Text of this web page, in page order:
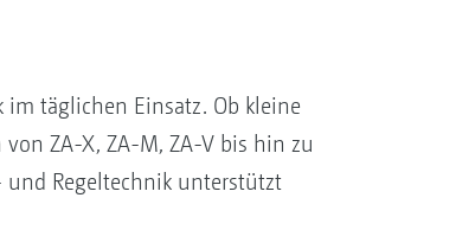
täglichen Einsatz. Ob kleine
ZA-X, ZA-M, ZA-V bis hin zu
und Regeltechnik unterstützt